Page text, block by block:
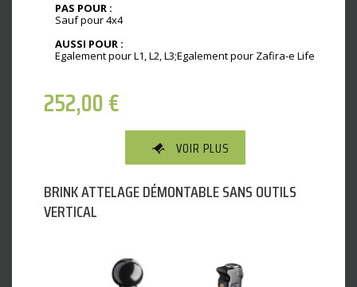
PAS POUR :
Sauf pour 4x4
AUSSI POUR :
Egalement pour L1, L2, L3;Egalement pour Zafira-e Life
252,00€
VOIR PLUS
BRINK ATTELAGE DÉMONTABLE SANS OUTILS
VERTICAL